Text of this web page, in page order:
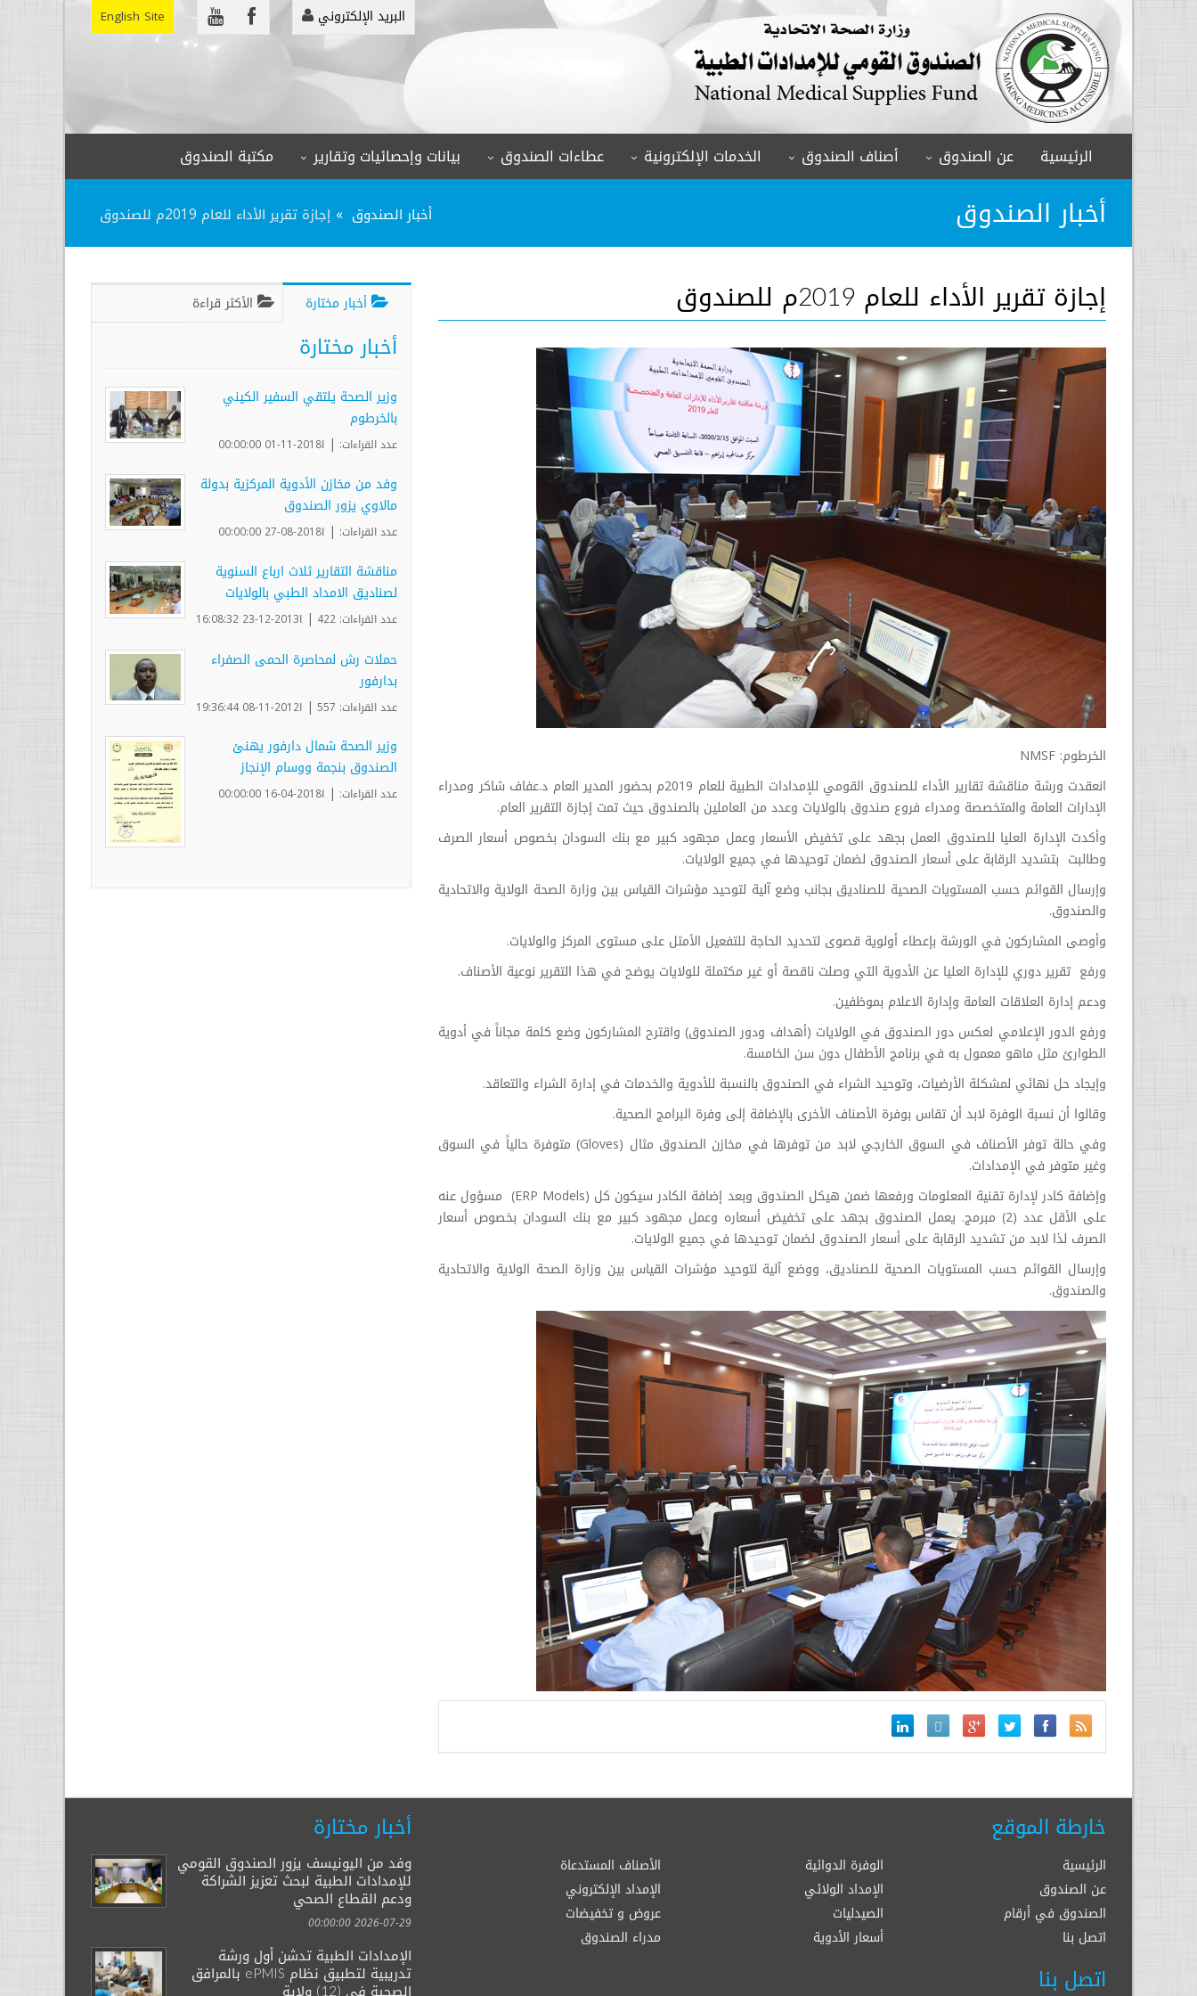
English Site البريد الإلكتروني
الرئيسية عن الصندوق أصناف الصندوق الخدمات الإلكترونية عطاءات الصندوق بيانات وإحصائيات وتقارير مكتبة الصندوق
أخبار الصندوق أخبار الصندوق إجازة تقرير الأداء للعام 2019م للصندوق
إجازة تقرير الأداء للعام 2019م للصندوق
الخرطوم: NMSF
انعقدت ورشة مناقشة تقارير الأداء للصندوق القومي للإمدادات الطبية للعام 2019م بحضور المدير العام د.عفاف شاكر ومدراء
الإدارات العامة والمتخصصة ومدراء فروع صندوق بالولايات وعدد من العاملين بالصندوق حيث تمت إجازة التقرير العام.
وأكدت الإدارة العليا للصندوق العمل بجهد على تخفيض الأسعار وعمل مجهود كبير مع بنك السودان بخصوص أسعار الصرف
وطالبت بتشديد الرقابة على أسعار الصندوق لضمان توحيدها في جميع الولايات.
وإرسال القوائم حسب المستويات الصحية للصناديق بجانب وضع آلية لتوحيد مؤشرات القياس بين وزارة الصحة الولاية والاتحادية
والصندوق.
وأوصى المشاركون في الورشة بإعطاء أولوية قصوى لتحديد الحاجة للتفعيل الأمثل على مستوى المركز والولايات.
ورفع تقرير دوري للإدارة العليا عن الأدوية التي وصلت ناقصة أو غير مكتملة للولايات يوضح في هذا التقرير نوعية الأصناف.
ودعم إدارة العلاقات العامة وإدارة الاعلام بموظفين.
ورفع الدور الإعلامي لعكس دور الصندوق في الولايات (أهداف ودور الصندوق) واقترح المشاركون وضع كلمة مجاناً في أدوية
الطوارئ مثل ماهو معمول به في برنامج الأطفال دون سن الخامسة.
وإيجاد حل نهائي لمشكلة الأرضيات، وتوحيد الشراء في الصندوق بالنسبة للأدوية والخدمات في إدارة الشراء والتعاقد.
وقالوا أن نسبة الوفرة لابد أن تقاس بوفرة الأصناف الأخرى بالإضافة إلى وفرة البرامج الصحية.
وفي حالة توفر الأصناف في السوق الخارجي لابد من توفرها في مخازن الصندوق مثال (Gloves) متوفرة حالياً في السوق
وغير متوفر في الإمدادات.
وإضافة كادر لإدارة تقنية المعلومات ورفعها ضمن هيكل الصندوق وبعد إضافة الكادر سيكون كل (ERP Models) مسؤول عنه
على الأقل عدد (2) مبرمج. يعمل الصندوق بجهد على تخفيض أسعاره وعمل مجهود كبير مع بنك السودان بخصوص أسعار
الصرف لذا لابد من تشديد الرقابة على أسعار الصندوق لضمان توحيدها في جميع الولايات.
وإرسال القوائم حسب المستويات الصحية للصناديق، ووضع آلية لتوحيد مؤشرات القياس بين وزارة الصحة الولاية والاتحادية
والصندوق.
أخبار مختارة الأكثر قراءة
أخبار مختارة
وزير الصحة يلتقي السفير الكيني
بالخرطوم
عدد القراءات: | ا2018-11-01 00:00:00
وفد من مخازن الأدوية المركزية بدولة
مالاوي يزور الصندوق
عدد القراءات: | ا2018-08-27 00:00:00
مناقشة التقارير ثلاث ارباع السنوية
لصناديق الامداد الطبي بالولايات
عدد القراءات: 422 | ا2013-12-23 16:08:32
حملات رش لمحاصرة الحمى الصفراء
بدارفور
عدد القراءات: 557 | ا2012-11-08 19:36:44
وزير الصحة شمال دارفور يهنئ
الصندوق بنجمة ووسام الإنجاز
عدد القراءات: | ا2018-04-16 00:00:00
خارطة الموقع
الرئيسية الوفرة الدوائية
الأصناف المستدعاة
عن الصندوق
الإمداد الولائي
الإمداد الإلكتروني
الصندوق في أرقام
الصيدليات
عروض و تخفيضات
اتصل بنا
أسعار الأدوية مدراء الصندوق
اتصل بنا
أخبار مختارة
وفد من اليونيسف يزور الصندوق القومي
للإمدادات الطبية لبحث تعزيز الشراكة
ودعم القطاع الصحي
2026-07-29 00:00:00
الإمدادات الطبية تدشن أول ورشة
تدريبية لتطبيق نظام ePMIS بالمرافق